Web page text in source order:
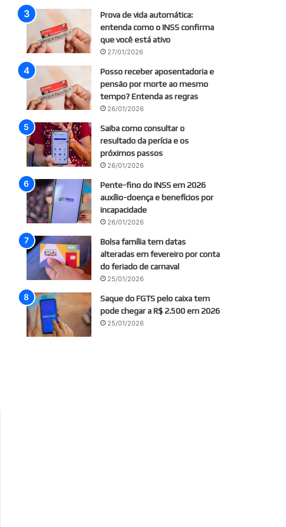
Prova de vida automática:
entenda como o INSS confirma
que você está ativo
27/01/2026
Posso receber aposentadoria e
pensão por morte ao mesmo
tempo? Entenda as regras
26/01/2026
Saiba como consultar o
resultado da perícia e os
próximos passos
26/01/2026
Pente-fino do INSS em 2026
auxílio-doença e benefícios por
incapacidade
26/01/2026
Bolsa família tem datas
alteradas em fevereiro por conta
do feriado de carnaval
25/01/2026
Saque do FGTS pelo caixa tem
pode chegar a R$ 2.500 em 2026
25/01/2026